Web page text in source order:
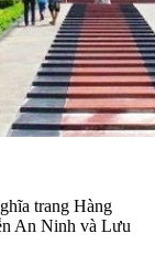
trang Hàng
An Ninh và Lưu